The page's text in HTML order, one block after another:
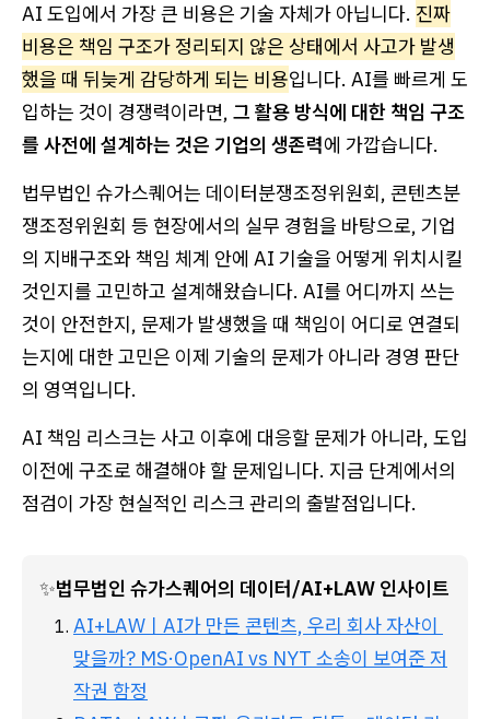
AI 도입에서 가장 큰 비용은 기술 자체가 아닙니다. 진짜
비용은 책임 구조가 정리되지 않은 상태에서 사고가 발생
했을 때 뒤늦게 감당하게 되는 비용입니다. AI를 빠르게 도
입하는 것이 경쟁력이라면, 그 활용 방식에 대한 책임 구조
를 사전에 설계하는 것은 기업의 생존력에 가깝습니다.
법무법인 슈가스퀘어는 데이터분쟁조정위원회, 콘텐츠분
쟁조정위원회 등 현장에서의 실무 경험을 바탕으로, 기업
의 지배구조와 책임 체계 안에 AI 기술을 어떻게 위치시킬
것인지를 고민하고 설계해왔습니다. AI를 어디까지 쓰는
것이 안전한지, 문제가 발생했을 때 책임이 어디로 연결되
는지에 대한 고민은 이제 기술의 문제가 아니라 경영 판단
의 영역입니다.
AI 책임 리스크는 사고 이후에 대응할 문제가 아니라, 도입
이전에 구조로 해결해야 할 문제입니다. 지금 단계에서의
점검이 가장 현실적인 리스크 관리의 출발점입니다.
✨법무법인 슈가스퀘어의 데이터/AI+LAW 인사이트
AI+LAWㅣAI가 만든 콘텐츠, 우리 회사 자산이
맞을까? MS·OpenAI vs NYT 소송이 보여준 저
작권 함정